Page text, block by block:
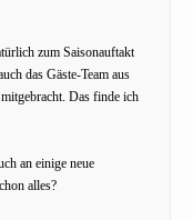
zum Saisonauftakt
das Gäste-Team aus
Das finde ich
an einige neue
alles?